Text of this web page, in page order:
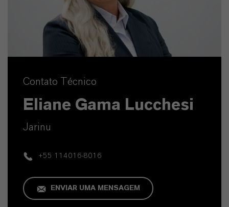
Contato Técnico
Eliane Gama Lucchesi
Jarinu
+55 114016-8016
ENVIAR UMA MENSAGEM